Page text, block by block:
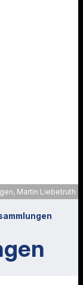
Martin Liebetruth